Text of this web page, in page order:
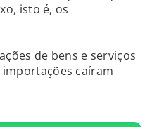
isto é, os
de bens e serviços
caíram